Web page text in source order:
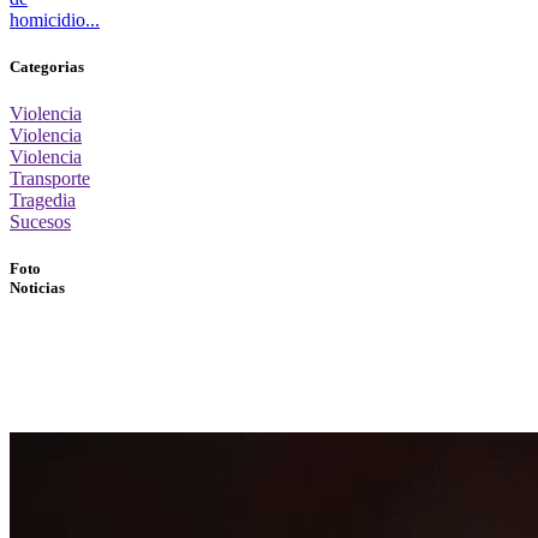
homicidio...
Categorias
Violencia
Violencia
Violencia
Transporte
Tragedia
Sucesos
Foto
Noticias